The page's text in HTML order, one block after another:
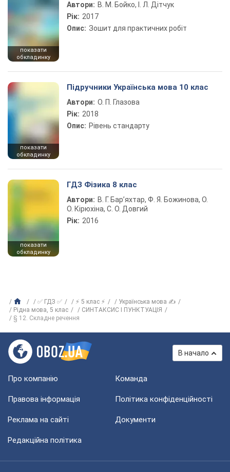
показати
обкладинку
Автори: В. М. Бойко, І. Л. Дітчук
Рік: 2017
Опис: Зошит для практичних робіт
показати
обкладинку
Підручники Українська мова 10 клас
Автори: О. П. Глазова
Рік: 2018
Опис: Рівень стандарту
показати
обкладинку
ГДЗ Фізика 8 клас
Автори: В. Г. Бар’яхтар, Ф. Я. Божинова, О.
О. Кірюхіна, С. О. Довгий
Рік: 2016
✅ ГДЗ ✅ ⚡ 5 клас ⚡
Українська мова ✍
Рiдна мова, 5 клас
СИНТАКСИС І ПУНКТУАЦІЯ
§ 12. Складне речення
В начало
Про компанію Команда
Правова інформація Політика конфіденційності
Реклама на сайті Документи
Редакційна політика